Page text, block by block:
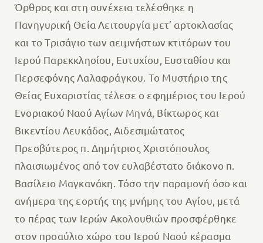
Όρθρος και στη συνέχεια τελέσθηκε η
Πανηγυρική Θεία Λειτουργία μετ’ αρτοκλασίας
και το Τρισάγιο των αειμνήστων κτιτόρων του
Ιερού Παρεκκλησίου, Ευτυχίου, Ευσταθίου και
Περσεφόνης Λαλαφράγκου. Το Μυστήριο της
Θείας Ευχαριστίας τέλεσε ο εφημέριος του Ιερού
Ενοριακού Ναού Αγίων Μηνά, Βίκτωρος και
Βικεντίου Λευκάδος, Αιδεσιμώτατος
Πρεσβύτερος π. Δημήτριος Χριστόπουλος
πλαισιωμένος από τον ευλαβέστατο διάκονο π.
Βασίλειο Μαγκανάκη. Τόσο την παραμονή όσο και
ανήμερα της εορτής της μνήμης του Αγίου, μετά
το πέρας των Ιερών Ακολουθιών προσφέρθηκε
στον προαύλιο χώρο του Ιερού Ναού κέρασμα